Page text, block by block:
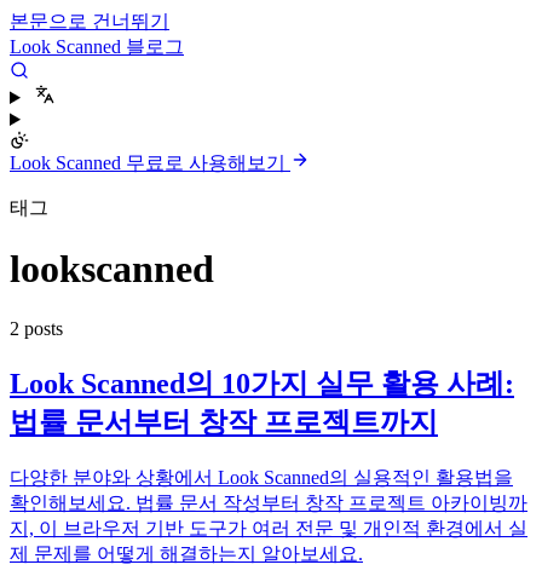
본문으로 건너뛰기
Look Scanned 블로그
Look Scanned 무료로 사용해보기
태그
lookscanned
2 posts
Look Scanned의 10가지 실무 활용 사례:
법률 문서부터 창작 프로젝트까지
다양한 분야와 상황에서 Look Scanned의 실용적인 활용법을
확인해보세요. 법률 문서 작성부터 창작 프로젝트 아카이빙까
지, 이 브라우저 기반 도구가 여러 전문 및 개인적 환경에서 실
제 문제를 어떻게 해결하는지 알아보세요.